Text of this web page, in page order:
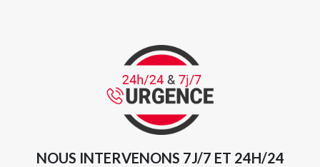
NOUS INTERVENONS 7J/7 ET 24H/24